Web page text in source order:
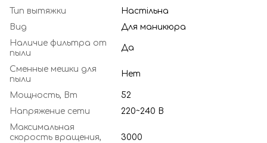
Тип вытяжки
Настільна
Вид
Для маникюра
Наличие фильтра от
пыли
Да
Сменные мешки для
пыли
Нет
Мощность, Вт
52
Напряжение сети
220~240 В
Максимальная
скорость вращения,
3000